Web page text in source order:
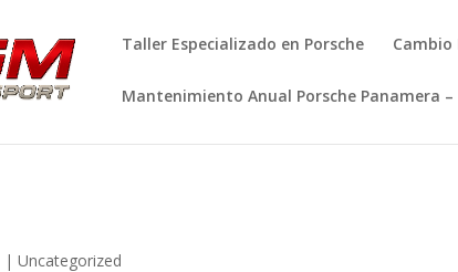
Taller Especializado en Porsche Cambio
Mantenimiento Anual Porsche Panamera –
|Uncategorized